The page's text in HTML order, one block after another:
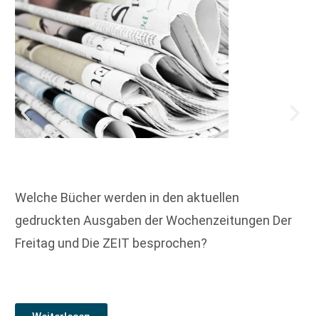
Welche Bücher werden in den aktuellen
gedruckten Ausgaben der Wochenzeitungen Der
Freitag und Die ZEIT besprochen?